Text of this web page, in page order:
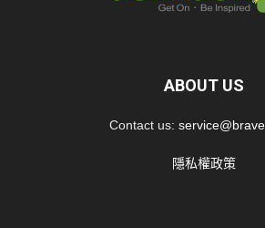
ABOUT US
Contact us:
隱私權政策